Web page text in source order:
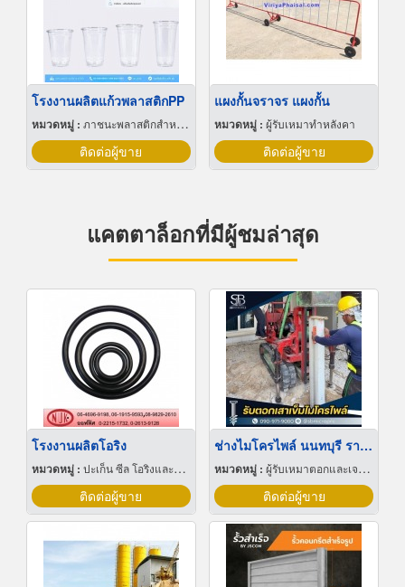
โรงงานผลิตแก้วพลาสติกPP
หมวดหมู่ : ภาชนะพลาสติกสำหรับบรรจุ
ติดต่อผู้ขาย
แผงกั้นจราจร แผงกั้น
หมวดหมู่ : ผู้รับเหมาทำหลังคา
ติดต่อผู้ขาย
แคตตาล็อกที่มีผู้ชมล่าสุด
โรงงานผลิตโอริง
หมวดหมู่ : ปะเก็น ซีล โอริงและออยซีล
ติดต่อผู้ขาย
ช่างไมโครไพล์ นนทบุรี ราคาถูก งานด่วน พร้อมให้บริการ
หมวดหมู่ : ผู้รับเหมาตอกและเจาะเสาเข็ม
ติดต่อผู้ขาย